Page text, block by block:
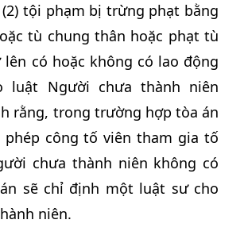
(2) tội phạm bị trừng phạt bằng
tù chung thân hoặc phạt tù
có hoặc không có lao động
luật Người chưa thành niên
rằng, trong trường hợp tòa án
phép công tố viên tham gia tố
chưa thành niên không có
sẽ chỉ định một luật sư cho
niên.